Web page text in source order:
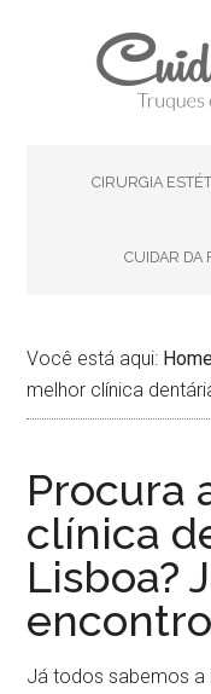
CIRURGIA
CUIDAR DA
Você está aqui:
melhor clínica
Procura
clínica
Lisboa?
Já todos sabemos a